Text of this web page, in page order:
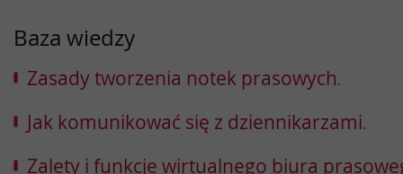
Baza wiedzy
Zasady tworzenia notek prasowych.
Jak komunikować się z dziennikarzami.
Zalety i funkcje wirtualnego biura